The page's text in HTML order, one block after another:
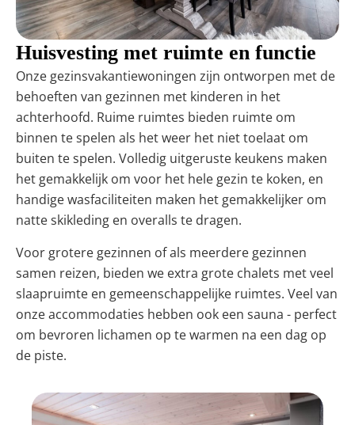
Huisvesting met ruimte en functie
Onze gezinsvakantiewoningen zijn ontworpen met de
behoeften van gezinnen met kinderen in het
achterhoofd. Ruime ruimtes bieden ruimte om
binnen te spelen als het weer het niet toelaat om
buiten te spelen. Volledig uitgeruste keukens maken
het gemakkelijk om voor het hele gezin te koken, en
handige wasfaciliteiten maken het gemakkelijker om
natte skikleding en overalls te dragen.
Voor grotere gezinnen of als meerdere gezinnen
samen reizen, bieden we extra grote chalets met veel
slaapruimte en gemeenschappelijke ruimtes. Veel van
onze accommodaties hebben ook een sauna - perfect
om bevroren lichamen op te warmen na een dag op
de piste.